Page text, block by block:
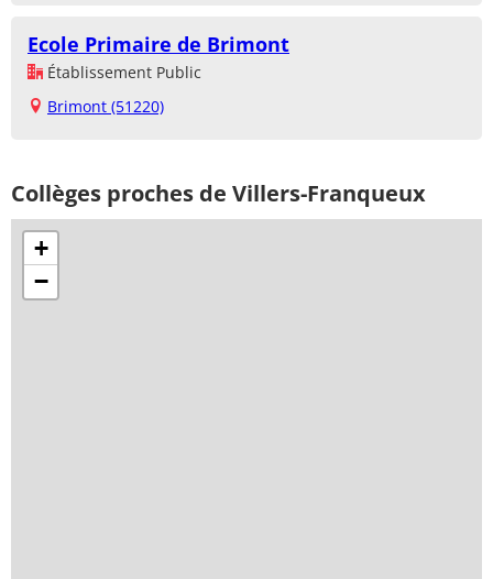
Ecole Primaire de Brimont
Établissement Public
Brimont (51220)
Collèges proches de Villers-Franqueux
+
−